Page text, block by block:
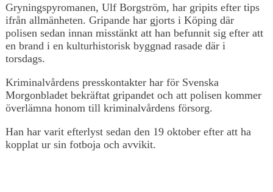
Gryningspyromanen, Ulf Borgström, har gripits efter tips
ifrån allmänheten. Gripande har gjorts i Köping där
polisen sedan innan misstänkt att han befunnit sig efter att
en brand i en kulturhistorisk byggnad rasade där i
torsdags.
Kriminalvårdens presskontakter har för Svenska
Morgonbladet bekräftat gripandet och att polisen kommer
överlämna honom till kriminalvårdens försorg.
Han har varit efterlyst sedan den 19 oktober efter att ha
kopplat ur sin fotboja och avvikit.